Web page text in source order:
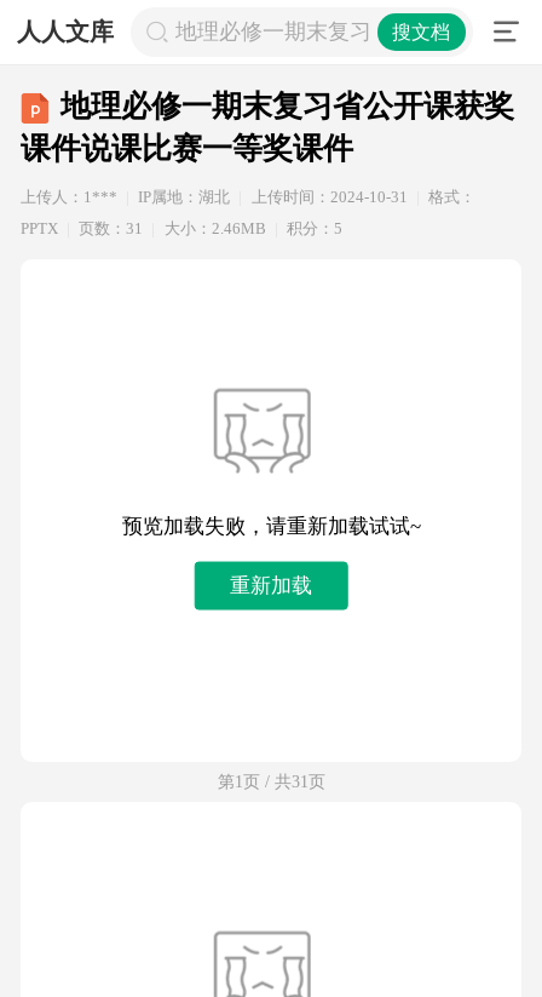
人人文库 地理必修一期末复习省公开课获奖课
搜文档
地理必修一期末复习省公开课获奖
课件说课比赛一等奖课件
上传人：1*** IP属地：湖北 上传时间：2024-10-31
格式：
PPTX
页数：31 大小：2.46MB 积分：5
预览加载失败，请重新加载试试~
重新加载
第1页 / 共31页